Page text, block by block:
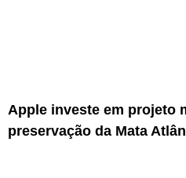
Apple investe em projeto
preservação da Mata